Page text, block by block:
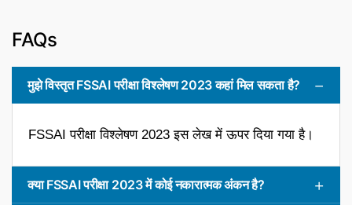
FAQs
मुझे विस्तृत FSSAI परीक्षा विश्लेषण 2023 कहां मिल सकता है?
FSSAI परीक्षा विश्लेषण 2023 इस लेख में ऊपर दिया गया है।
क्या FSSAI परीक्षा 2023 में कोई नकारात्मक अंकन है?